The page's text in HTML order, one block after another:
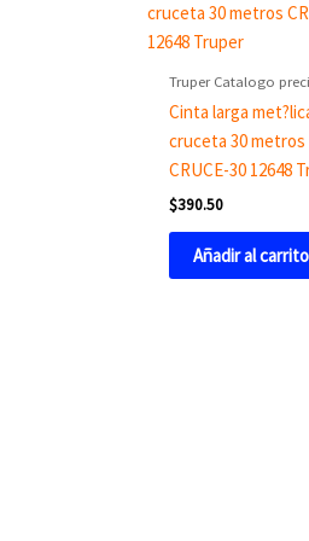
Truper Catalogo
Cinta larga
cruceta 30 metros
CRUCE-30 12648
$390.50
Añadir al carrito